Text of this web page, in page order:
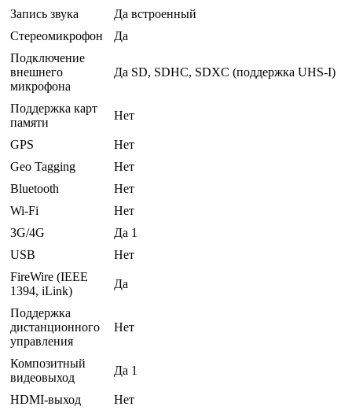
Запись звука
Да встроенный
Стереомикрофон
Да
Подключение
внешнего
микрофона
Да SD, SDHC, SDXC (поддержка UHS-I)
Поддержка карт
памяти
Нет
GPS
Нет
Geo Tagging
Нет
Bluetooth
Нет
Wi-Fi
Нет
3G/4G
Да 1
USB
Нет
FireWire (IEEE
1394, iLink)
Да
Поддержка
дистанционного
управления
Нет
Композитный
видеовыход
Да 1
HDMI-выход
Нет